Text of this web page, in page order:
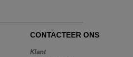
CONTACTEER ONS
Klant